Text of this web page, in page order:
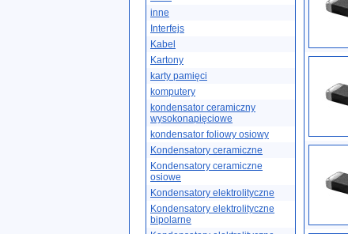
inne
Interfejs
Kabel
Kartony
karty pamięci
komputery
kondensator ceramiczny
wysokonapięciowe
kondensator foliowy osiowy
Kondensatory ceramiczne
Kondensatory ceramiczne
osiowe
Kondensatory elektrolityczne
Kondensatory elektrolityczne
bipolarne